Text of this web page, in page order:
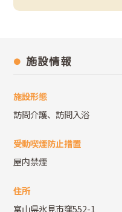
施設情報
施設形態
訪問介護、訪問入浴
受動喫煙防止措置
屋内禁煙
住所
富山県氷見市窪552-1